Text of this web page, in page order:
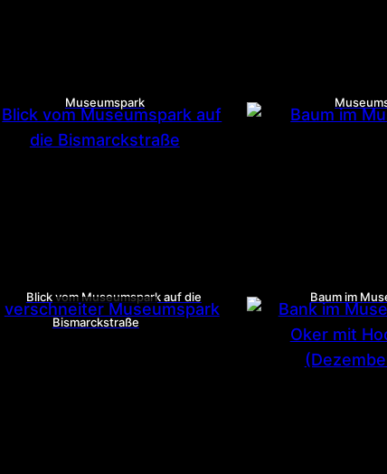
Museumspark
Blick vom Museumspark auf die
Bismarckstraße
Baum im